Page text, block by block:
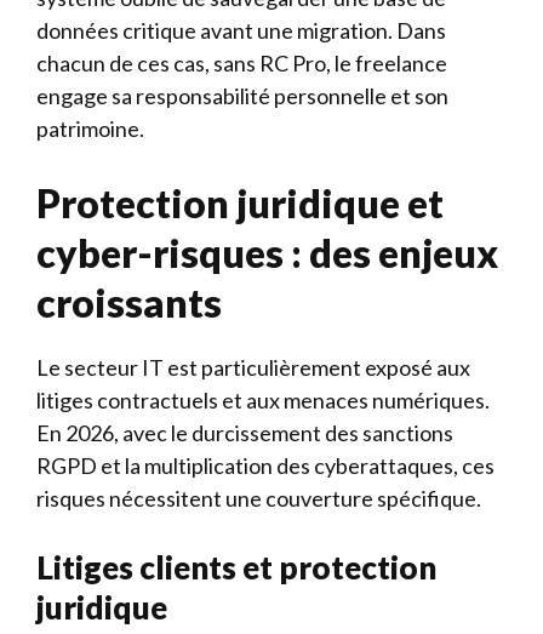
données critique avant une migration. Dans
chacun de ces cas, sans RC Pro, le freelance
engage sa responsabilité personnelle et son
patrimoine.
Protection juridique et
cyber-risques : des enjeux
croissants
Le secteur IT est particulièrement exposé aux
litiges contractuels et aux menaces numériques.
En 2026, avec le durcissement des sanctions
RGPD et la multiplication des cyberattaques, ces
risques nécessitent une couverture spécifique.
Litiges clients et protection
juridique